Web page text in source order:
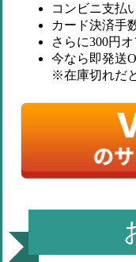
コンビニ支払
カード決済手
さらに300円オ
今なら即発送
※在庫切れだ